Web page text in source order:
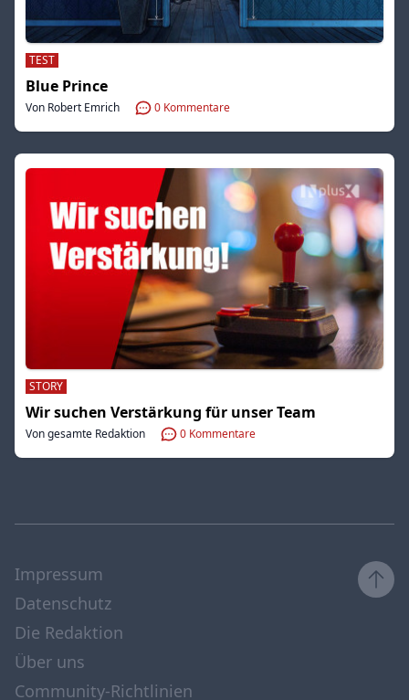
TEST
Blue Prince
Von Robert Emrich 0 Kommentare
STORY
Wir suchen Verstärkung für unser Team
Von gesamte Redaktion 0 Kommentare
Impressum
Datenschutz
Die Redaktion
Über uns
Community-Richtlinien